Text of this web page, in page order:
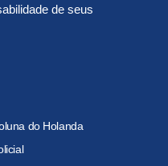
de seus
do Holanda